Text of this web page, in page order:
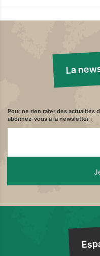
La
Pour ne rien rater des actualités
abonnez-vous à la newsletter :